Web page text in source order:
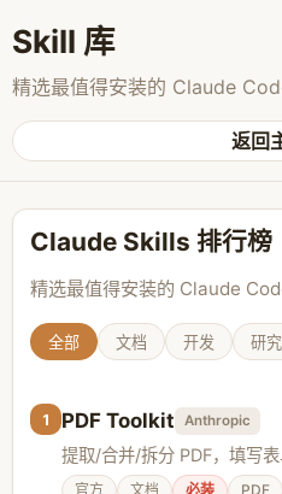
Skill 库
精选最值得安装的 Claude
返回
Claude Skills 排行榜
精选最值得安装的 Claude
全部 文档 开发 研究
1 PDF Toolkit Anthropic
提取/合并/拆分 PDF，填写
官方 文档 必装 PDF